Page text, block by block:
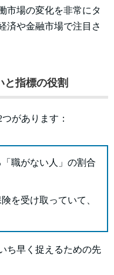
市場の変化を非常にタ
済や金融市場で注目さ
と指標の役割
があります：
職がない人」の割合
を受け取っていて、
ち早く捉えるための先